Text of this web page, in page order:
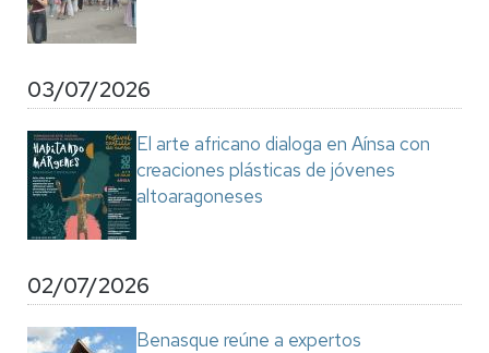
03/07/2026
El arte africano dialoga en Aínsa con
creaciones plásticas de jóvenes
altoaragoneses
02/07/2026
Benasque reúne a expertos